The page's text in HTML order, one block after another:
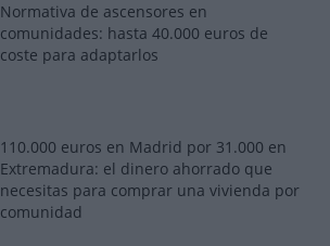
Normativa de ascensores en
comunidades: hasta 40.000 euros de
coste para adaptarlos
110.000 euros en Madrid por 31.000 en
Extremadura: el dinero ahorrado que
necesitas para comprar una vivienda por
comunidad